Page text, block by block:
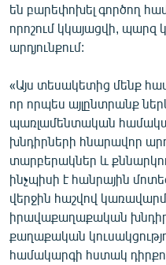
են բարեփոխել գործող
որոշում կկայացվի, պարզ
արդյունքում:
«Այս տեսակետից մենք
որ որպես այլընտրանք
պառլամենտական
խնդիրների հնարավոր
տարբերակներ և
ինչպիսի է հանրային
վերջին հաշվով
իրավաքաղաքական խնդիր
քաղաքական
համակարգի հստակ